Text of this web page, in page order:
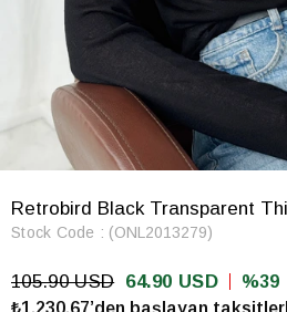
Retrobird Black Transparent
Stock Code (ONL2013279)
105.90 USD 64.90 USD
39